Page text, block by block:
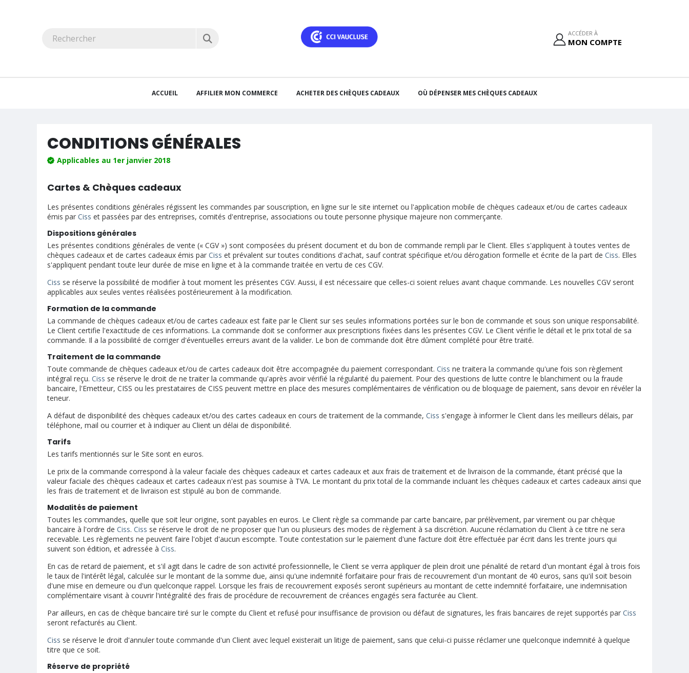
ACCÉDER À
MON COMPTE
ACCUEIL AFFILIER MON COMMERCE ACHETER DES CHÈQUES CADEAUX OÙ DÉPENSER MES CHÈQUES CADEAUX
CONDITIONS GÉNÉRALES
Applicables au 1er janvier 2018
Cartes & Chèques cadeaux
Les présentes conditions générales régissent les commandes par souscription, en ligne sur le site internet ou l'application mobile de chèques cadeaux et/ou de cartes cadeaux
émis par Ciss et passées par des entreprises, comités d'entreprise, associations ou toute personne physique majeure non commerçante.
Dispositions générales
Les présentes conditions générales de vente (« CGV ») sont composées du présent document et du bon de commande rempli par le Client. Elles s'appliquent à toutes ventes de
chèques cadeaux et de cartes cadeaux émis par Ciss et prévalent sur toutes conditions d'achat, sauf contrat spécifique et/ou dérogation formelle et écrite de la part de Ciss. Elles
s'appliquent pendant toute leur durée de mise en ligne et à la commande traitée en vertu de ces CGV.
Ciss se réserve la possibilité de modifier à tout moment les présentes CGV. Aussi, il est nécessaire que celles-ci soient relues avant chaque commande. Les nouvelles CGV seront
applicables aux seules ventes réalisées postérieurement à la modification.
Formation de la commande
La commande de chèques cadeaux et/ou de cartes cadeaux est faite par le Client sur ses seules informations portées sur le bon de commande et sous son unique responsabilité.
Le Client certifie l'exactitude de ces informations. La commande doit se conformer aux prescriptions fixées dans les présentes CGV. Le Client vérifie le détail et le prix total de sa
commande. Il a la possibilité de corriger d'éventuelles erreurs avant de la valider. Le bon de commande doit être dûment complété pour être traité.
Traitement de la commande
Toute commande de chèques cadeaux et/ou de cartes cadeaux doit être accompagnée du paiement correspondant. Ciss ne traitera la commande qu'une fois son règlement
intégral reçu. Ciss se réserve le droit de ne traiter la commande qu'après avoir vérifié la régularité du paiement. Pour des questions de lutte contre le blanchiment ou la fraude
bancaire, l'Emetteur, CISS ou les prestataires de CISS peuvent mettre en place des mesures complémentaires de vérification ou de bloquage de paiement, sans devoir en révéler la
teneur.
A défaut de disponibilité des chèques cadeaux et/ou des cartes cadeaux en cours de traitement de la commande, Ciss s'engage à informer le Client dans les meilleurs délais, par
téléphone, mail ou courrier et à indiquer au Client un délai de disponibilité.
Tarifs
Les tarifs mentionnés sur le Site sont en euros.
Le prix de la commande correspond à la valeur faciale des chèques cadeaux et cartes cadeaux et aux frais de traitement et de livraison de la commande, étant précisé que la
valeur faciale des chèques cadeaux et cartes cadeaux n'est pas soumise à TVA. Le montant du prix total de la commande incluant les chèques cadeaux et cartes cadeaux ainsi que
les frais de traitement et de livraison est stipulé au bon de commande.
Modalités de paiement
Toutes les commandes, quelle que soit leur origine, sont payables en euros. Le Client règle sa commande par carte bancaire, par prélèvement, par virement ou par chèque
bancaire à l'ordre de Ciss. Ciss se réserve le droit de ne proposer que l'un ou plusieurs des modes de règlement à sa discrétion. Aucune réclamation du Client à ce titre ne sera
recevable. Les règlements ne peuvent faire l'objet d'aucun escompte. Toute contestation sur le paiement d'une facture doit être effectuée par écrit dans les trente jours qui
suivent son édition, et adressée à Ciss.
En cas de retard de paiement, et s'il agit dans le cadre de son activité professionnelle, le Client se verra appliquer de plein droit une pénalité de retard d'un montant égal à trois fois
le taux de l'intérêt légal, calculée sur le montant de la somme due, ainsi qu'une indemnité forfaitaire pour frais de recouvrement d'un montant de 40 euros, sans qu'il soit besoin
d'une mise en demeure ou d'un quelconque rappel. Lorsque les frais de recouvrement exposés seront supérieurs au montant de cette indemnité forfaitaire, une indemnisation
complémentaire visant à couvrir l'intégralité des frais de procédure de recouvrement de créances engagés sera facturée au Client.
Par ailleurs, en cas de chèque bancaire tiré sur le compte du Client et refusé pour insuffisance de provision ou défaut de signatures, les frais bancaires de rejet supportés par Ciss
seront refacturés au Client.
Ciss se réserve le droit d'annuler toute commande d'un Client avec lequel existerait un litige de paiement, sans que celui-ci puisse réclamer une quelconque indemnité à quelque
titre que ce soit.
Réserve de propriété